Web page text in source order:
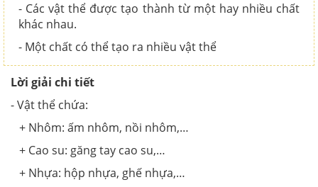
- Các vật thể được tạo thành từ một hay nhiều chất
khác nhau.
- Một chất có thể tạo ra nhiều vật thể
Lời giải chi tiết
- Vật thể chứa:
+ Nhôm: ấm nhôm, nồi nhôm,…
+ Cao su: găng tay cao su,…
+ Nhựa: hộp nhựa, ghế nhựa,…